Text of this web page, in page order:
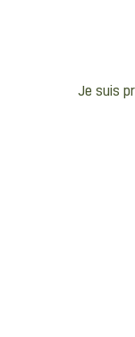
Je suis